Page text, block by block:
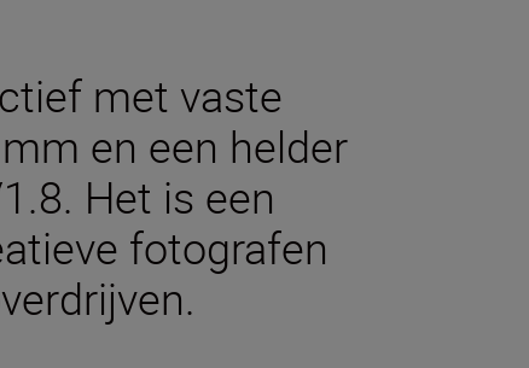
met vaste
en een helder
Het is een
fotografen